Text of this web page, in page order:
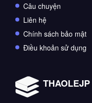
Câu chuyện
Liên hệ
Chính sách bảo mật
Điều khoản sử dụng
THAOLEJP